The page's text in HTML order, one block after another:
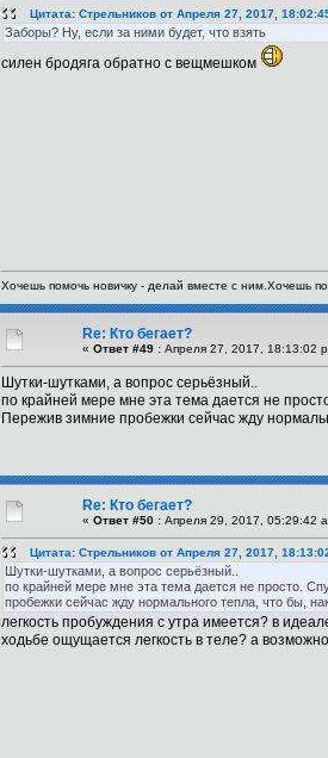
Цитата: Стрельников от Апреля 27, 2017,
Заборы? Ну, если за ними будет, что взять
силен бродяга обратно с вещмешком
Хочешь помочь новичку - делай вместе с ним.Хочешь
Re: Кто бегает?
« Ответ #49 : Апреля 27, 2017, 18:13:02
Шутки-шутками, а вопрос серьёзный..
по крайней мере мне эта тема дается не
Пережив зимние пробежки сейчас жду
Re: Кто бегает?
« Ответ #50 : Апреля 29, 2017, 05:29:42
Цитата: Стрельников от Апреля 27, 2017,
Шутки-шутками, а вопрос серьёзный..
по крайней мере мне эта тема дается не просто.
пробежки сейчас жду нормального тепла, что бы,
легкость пробуждения с утра имеется? в
ходьбе ощущается легкость в теле? а